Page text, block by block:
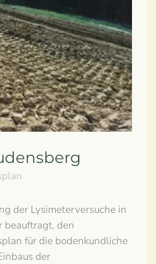
der Lysimeterversuche in
den
für die bodenkundliche
der